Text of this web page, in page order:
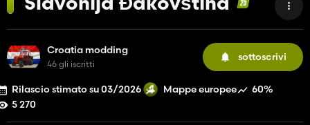
Slavonija Đakovština
Croatia modding
46 gli iscritti
sottoscrivi
Rilascio stimato su 03/2026 Mappe europee
60%
5 270